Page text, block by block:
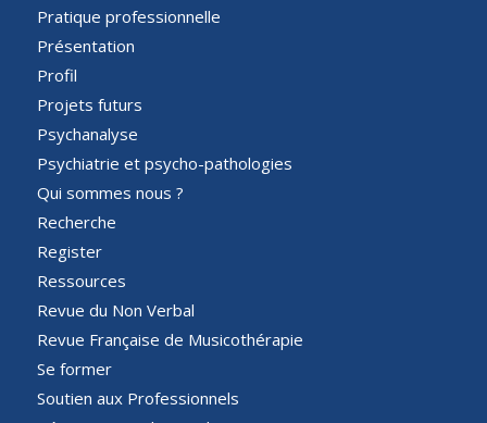
Pratique professionnelle
Présentation
Profil
Projets futurs
Psychanalyse
Psychiatrie et psycho-pathologies
Qui sommes nous ?
Recherche
Register
Ressources
Revue du Non Verbal
Revue Française de Musicothérapie
Se former
Soutien aux Professionnels